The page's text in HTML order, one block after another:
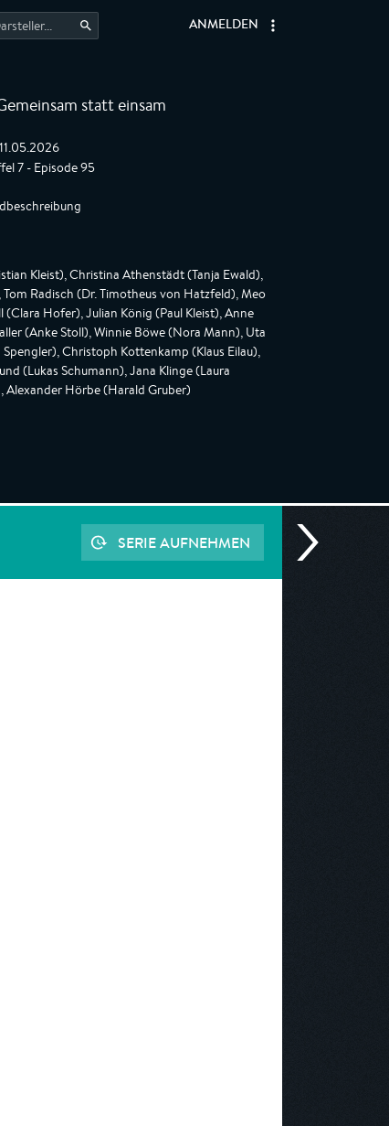
ANMELDEN
statt einsam
7 - Episode 95
Kleist), Christina Athenstädt (Tanja Ewald),
Radisch (Dr. Timotheus von Hatzfeld), Meo
Hofer), Julian König (Paul Kleist), Anne
(Anke Stoll), Winnie Böwe (Nora Mann), Uta
Christoph Kottenkamp (Klaus Eilau),
(Lukas Schumann), Jana Klinge (Laura
Alexander Hörbe (Harald Gruber)
SERIE AUFNEHMEN